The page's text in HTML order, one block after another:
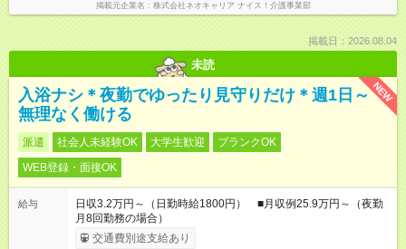
掲載元企業名 株式会社ネオキャリア ナイス！介護事業部
掲載日：2026.08.04
未読
NEW
入浴ナシ＊夜勤でゆったり見守りだけ＊週1日～
無理なく働ける
派遣 社会人未経験OK 大学生歓迎
ブランクOK
WEB登録・面接OK
給与
日収3.2万円～（日勤時給1800円） ■月収例25.9万円～（夜勤
月8回勤務の場合）
交通費別途支給あり